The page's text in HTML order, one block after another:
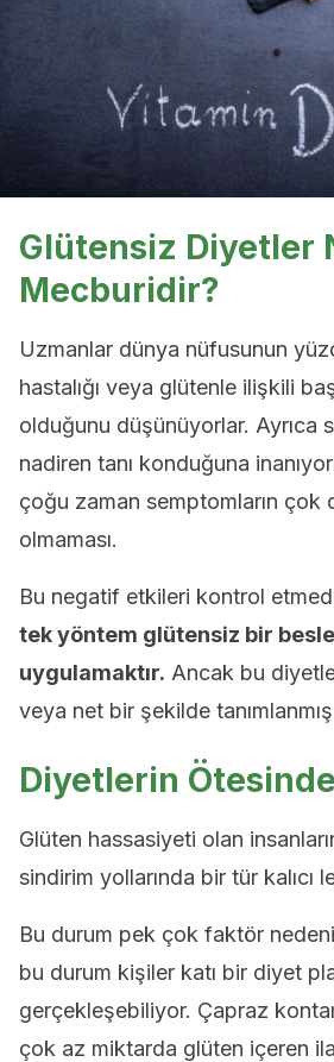
Glütensiz Diyetler
Mecburidir?
Uzmanlar dünya nüfusunun
hastalığı veya glütenle ilişkili
olduğunu düşünüyorlar. Ayrıca
nadiren tanı konduğuna
çoğu zaman semptomların çok
olmaması.
Bu negatif etkileri kontrol
tek yöntem glütensiz bir
uygulamaktır. Ancak bu
veya net bir şekilde
Diyetlerin Ötesinde
Glüten hassasiyeti olan
sindirim yollarında bir tür kalıcı
Bu durum pek çok faktör
bu durum kişiler katı bir diyet
gerçekleşebiliyor. Çapraz
çok az miktarda glüten içeren